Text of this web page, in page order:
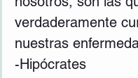
verdaderamente
nuestras
-Hipócrates